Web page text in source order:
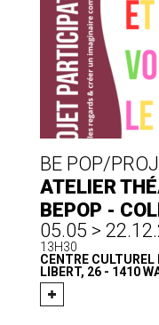
BE POP/
ATELIER
BEPOP -
05.05 >
13H30
CENTRE CULTUREL
LIBERT, 26 - 1410